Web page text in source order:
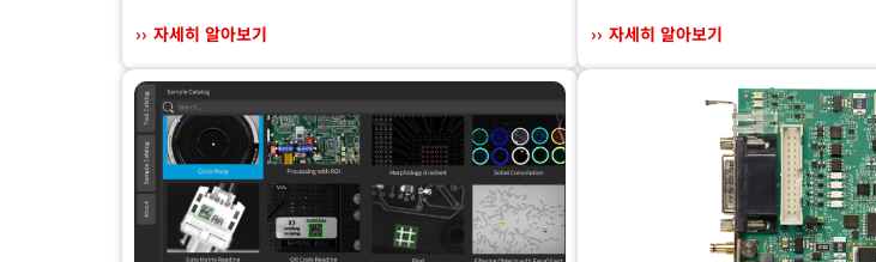
자세히 알아보기 자세히 알아보기